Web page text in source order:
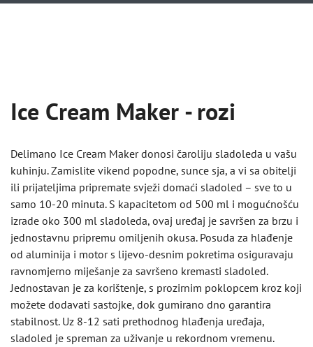
Ice Cream Maker - rozi
Delimano Ice Cream Maker donosi čaroliju sladoleda u vašu
kuhinju. Zamislite vikend popodne, sunce sja, a vi sa obitelji
ili prijateljima pripremate svježi domaći sladoled – sve to u
samo 10-20 minuta. S kapacitetom od 500 ml i mogućnošću
izrade oko 300 ml sladoleda, ovaj uređaj je savršen za brzu i
jednostavnu pripremu omiljenih okusa. Posuda za hlađenje
od aluminija i motor s lijevo-desnim pokretima osiguravaju
ravnomjerno miješanje za savršeno kremasti sladoled.
Jednostavan je za korištenje, s prozirnim poklopcem kroz koji
možete dodavati sastojke, dok gumirano dno garantira
stabilnost. Uz 8-12 sati prethodnog hlađenja uređaja,
sladoled je spreman za uživanje u rekordnom vremenu.